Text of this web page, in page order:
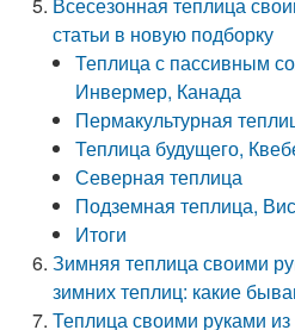
статьи в новую подборку
Теплица с пассивным
Инвермер, Канада
Пермакультурная
Теплица будущего,
Северная теплица
Подземная теплица,
Итоги
Зимняя теплица своими
зимних теплиц: какие
Теплица своими руками